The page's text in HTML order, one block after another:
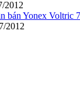
2012
bán Yonex Voltric
2012